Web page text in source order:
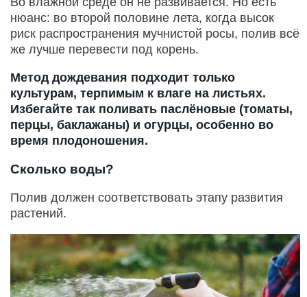
нюанс: во второй половине лета, когда высок
риск распространения мучнистой росы, полив всё
же лучше перевести под корень.
Метод дождевания подходит только
культурам, терпимым к влаге на листьях.
Избегайте так поливать паслёновые (томаты,
перцы, баклажаны) и огурцы, особенно во
время плодоношения.
Сколько воды?
Полив должен соответствовать этапу развития
растений.